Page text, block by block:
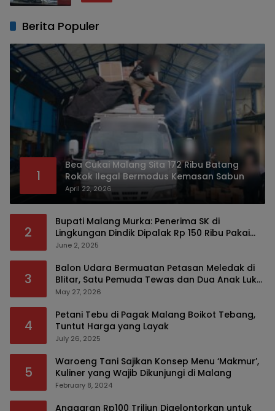
Berita Populer
1
Bea Cukai Malang Sita 172 Ribu Batang
Rokok Ilegal Bermodus Kemasan Sabun
April 22, 2026
2
Bupati Malang Murka: Penerima SK di
Lingkungan Dindik Dipalak Rp 150 Ribu Pakai
Modus Tumpengan, KPK Turut Pantau
June 2, 2025
3
Balon Udara Bermuatan Petasan Meledak di
Blitar, Satu Pemuda Tewas dan Dua Anak Luka
Serius
May 27, 2026
4
Petani Tebu di Pagak Malang Boikot Tebang,
Tuntut Harga yang Layak
July 26, 2025
5
Waroeng Tani Sajikan Konsep Menu ‘Makmur’,
Kuliner yang Wajib Dikunjungi di Malang
February 8, 2024
Anggaran Rp100 Triliun Digelontorkan untuk